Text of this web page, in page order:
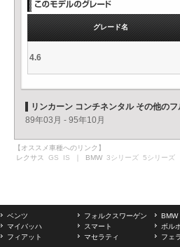
グレード名
4.6
リンカーン コンチネンタル その他の
89年03月 - 95年10月
【オススメ車種へのリンク】
レクサス GS IS ｜ BMW 3シリーズ 5シリーズ
ベンツ フォルクスワーゲン BMW
マイバッハ
スマート ボル
フィアット
マセラティ フェ